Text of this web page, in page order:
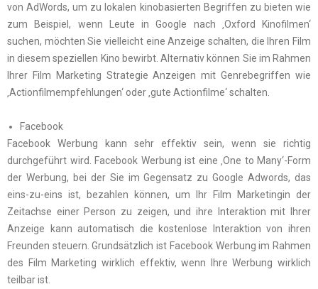
von AdWords, um zu lokalen kinobasierten Begriffen zu bieten wie
zum Beispiel, wenn Leute in Google nach ‚Oxford Kinofilmen‘
suchen, möchten Sie vielleicht eine Anzeige schalten, die Ihren Film
in diesem speziellen Kino bewirbt. Alternativ können Sie im Rahmen
Ihrer Film Marketing Strategie Anzeigen mit Genrebegriffen wie
‚Actionfilmempfehlungen‘ oder ‚gute Actionfilme‘ schalten.
Facebook
Facebook Werbung kann sehr effektiv sein, wenn sie richtig
durchgeführt wird. Facebook Werbung ist eine ‚One to Many‘-Form
der Werbung, bei der Sie im Gegensatz zu Google Adwords, das
eins-zu-eins ist, bezahlen können, um Ihr Film Marketingin der
Zeitachse einer Person zu zeigen, und ihre Interaktion mit Ihrer
Anzeige kann automatisch die kostenlose Interaktion von ihren
Freunden steuern. Grundsätzlich ist Facebook Werbung im Rahmen
des Film Marketing wirklich effektiv, wenn Ihre Werbung wirklich
teilbar ist.